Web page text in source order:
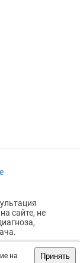
на
Принять
сайте, не